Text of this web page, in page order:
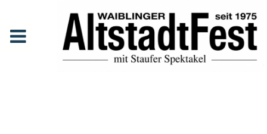
Gottesdienst
Anfang Events Gottesdienst